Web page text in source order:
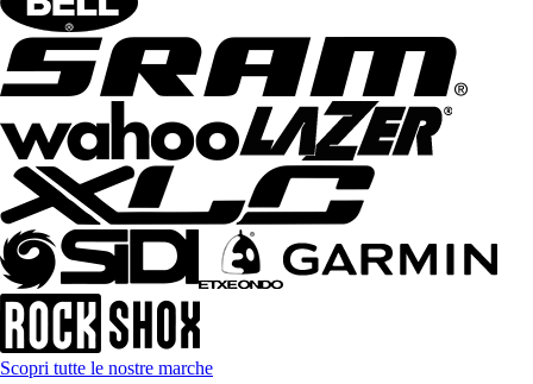
Scopri tutte le nostre marche